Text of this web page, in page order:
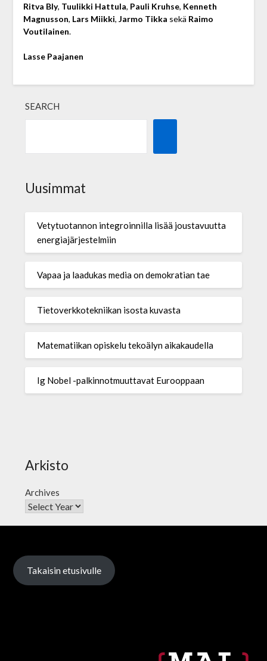
Ritva Bly, Tuulikki Hattula, Pauli Kruhse, Kenneth
Magnusson, Lars Miikki, Jarmo Tikka sekä Raimo
Voutilainen.
Lasse Paajanen
SEARCH
Uusimmat
Vetytuotannon integroinnilla lisää joustavuutta
energiajärjestelmiin
Vapaa ja laadukas media on demokratian tae
Tietoverkkotekniikan isosta kuvasta
Matematiikan opiskelu tekoälyn aikakaudella
Ig Nobel -palkinnotmuuttavat Eurooppaan
Arkisto
Archives
Takaisin etusivulle